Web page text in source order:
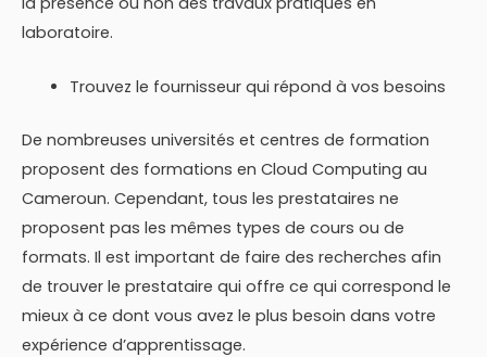
laboratoire.
Trouvez le fournisseur qui répond à vos besoins
De nombreuses universités et centres de formation
proposent des formations en Cloud Computing au
Cameroun. Cependant, tous les prestataires ne
proposent pas les mêmes types de cours ou de
formats. Il est important de faire des recherches afin
de trouver le prestataire qui offre ce qui correspond le
mieux à ce dont vous avez le plus besoin dans votre
expérience d’apprentissage.